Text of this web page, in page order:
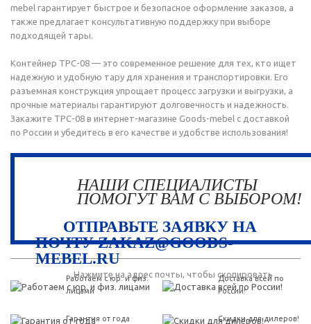
mebel гарантирует быстрое и безопасное оформление заказов, а
также предлагает консультативную поддержку при выборе
подходящей тары.
Контейнер ТРС-08 — это современное решение для тех, кто ищет
надежную и удобную тару для хранения и транспортировки. Его
разъемная конструкция упрощает процесс загрузки и выгрузки, а
прочные материалы гарантируют долговечность и надежность.
Закажите ТРС-08 в интернет-магазине Goods-mebel с доставкой
по России и убедитесь в его качестве и удобстве использования!
НАШИ СПЕЦИАЛИСТЫ
ПОМОГУТ ВАМ С ВЫБОРОМ!
ОТПРАВЬТЕ ЗАЯВКУ НА
ПОЧТУ ZAKAZ@GOODS-
MEBEL.RU
Нажмите на адрес почты, чтобы скопировать
Работаем с юр. и физ.
лицами
Доставка всей по
России!
Гарантия от года Скидки для дилеров!